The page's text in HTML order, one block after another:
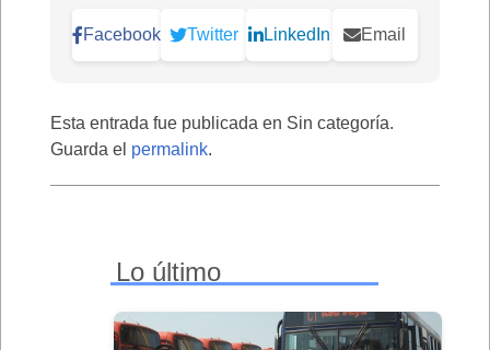
Facebook Twitter LinkedIn Email
Esta entrada fue publicada en Sin categoría.
Guarda el permalink.
Lo último